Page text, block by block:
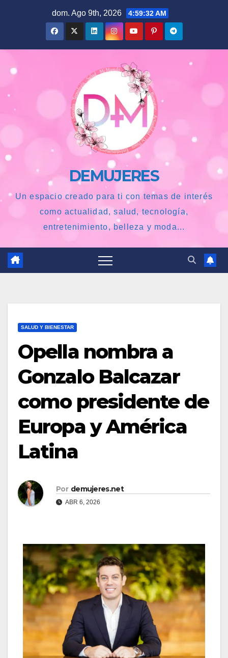
dom. Ago 9th, 2026 4:59:33 AM
DEMUJERES
Un espacio creado para ti con temas de interés
como actualidad, salud, tecnología,
entretenimiento, belleza y moda...
SALUD Y BIENESTAR
Opella nombra a
Gonzalo Balcazar
como presidente de
Europa y América
Latina
Por demujeres.net
ABR 6, 2026